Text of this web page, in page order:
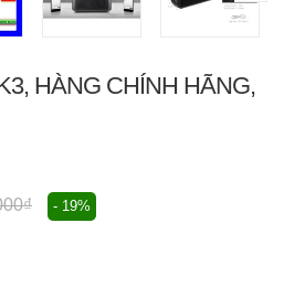
HÀNG CHÍNH HÃNG,
- 19%